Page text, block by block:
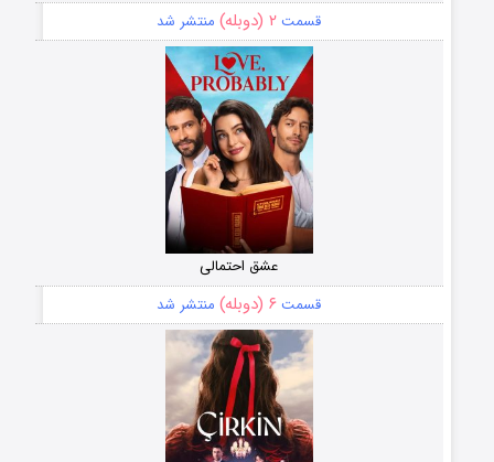
قسمت ۲ (دوبله) منتشر شد
عشق احتمالی
قسمت ۶ (دوبله) منتشر شد